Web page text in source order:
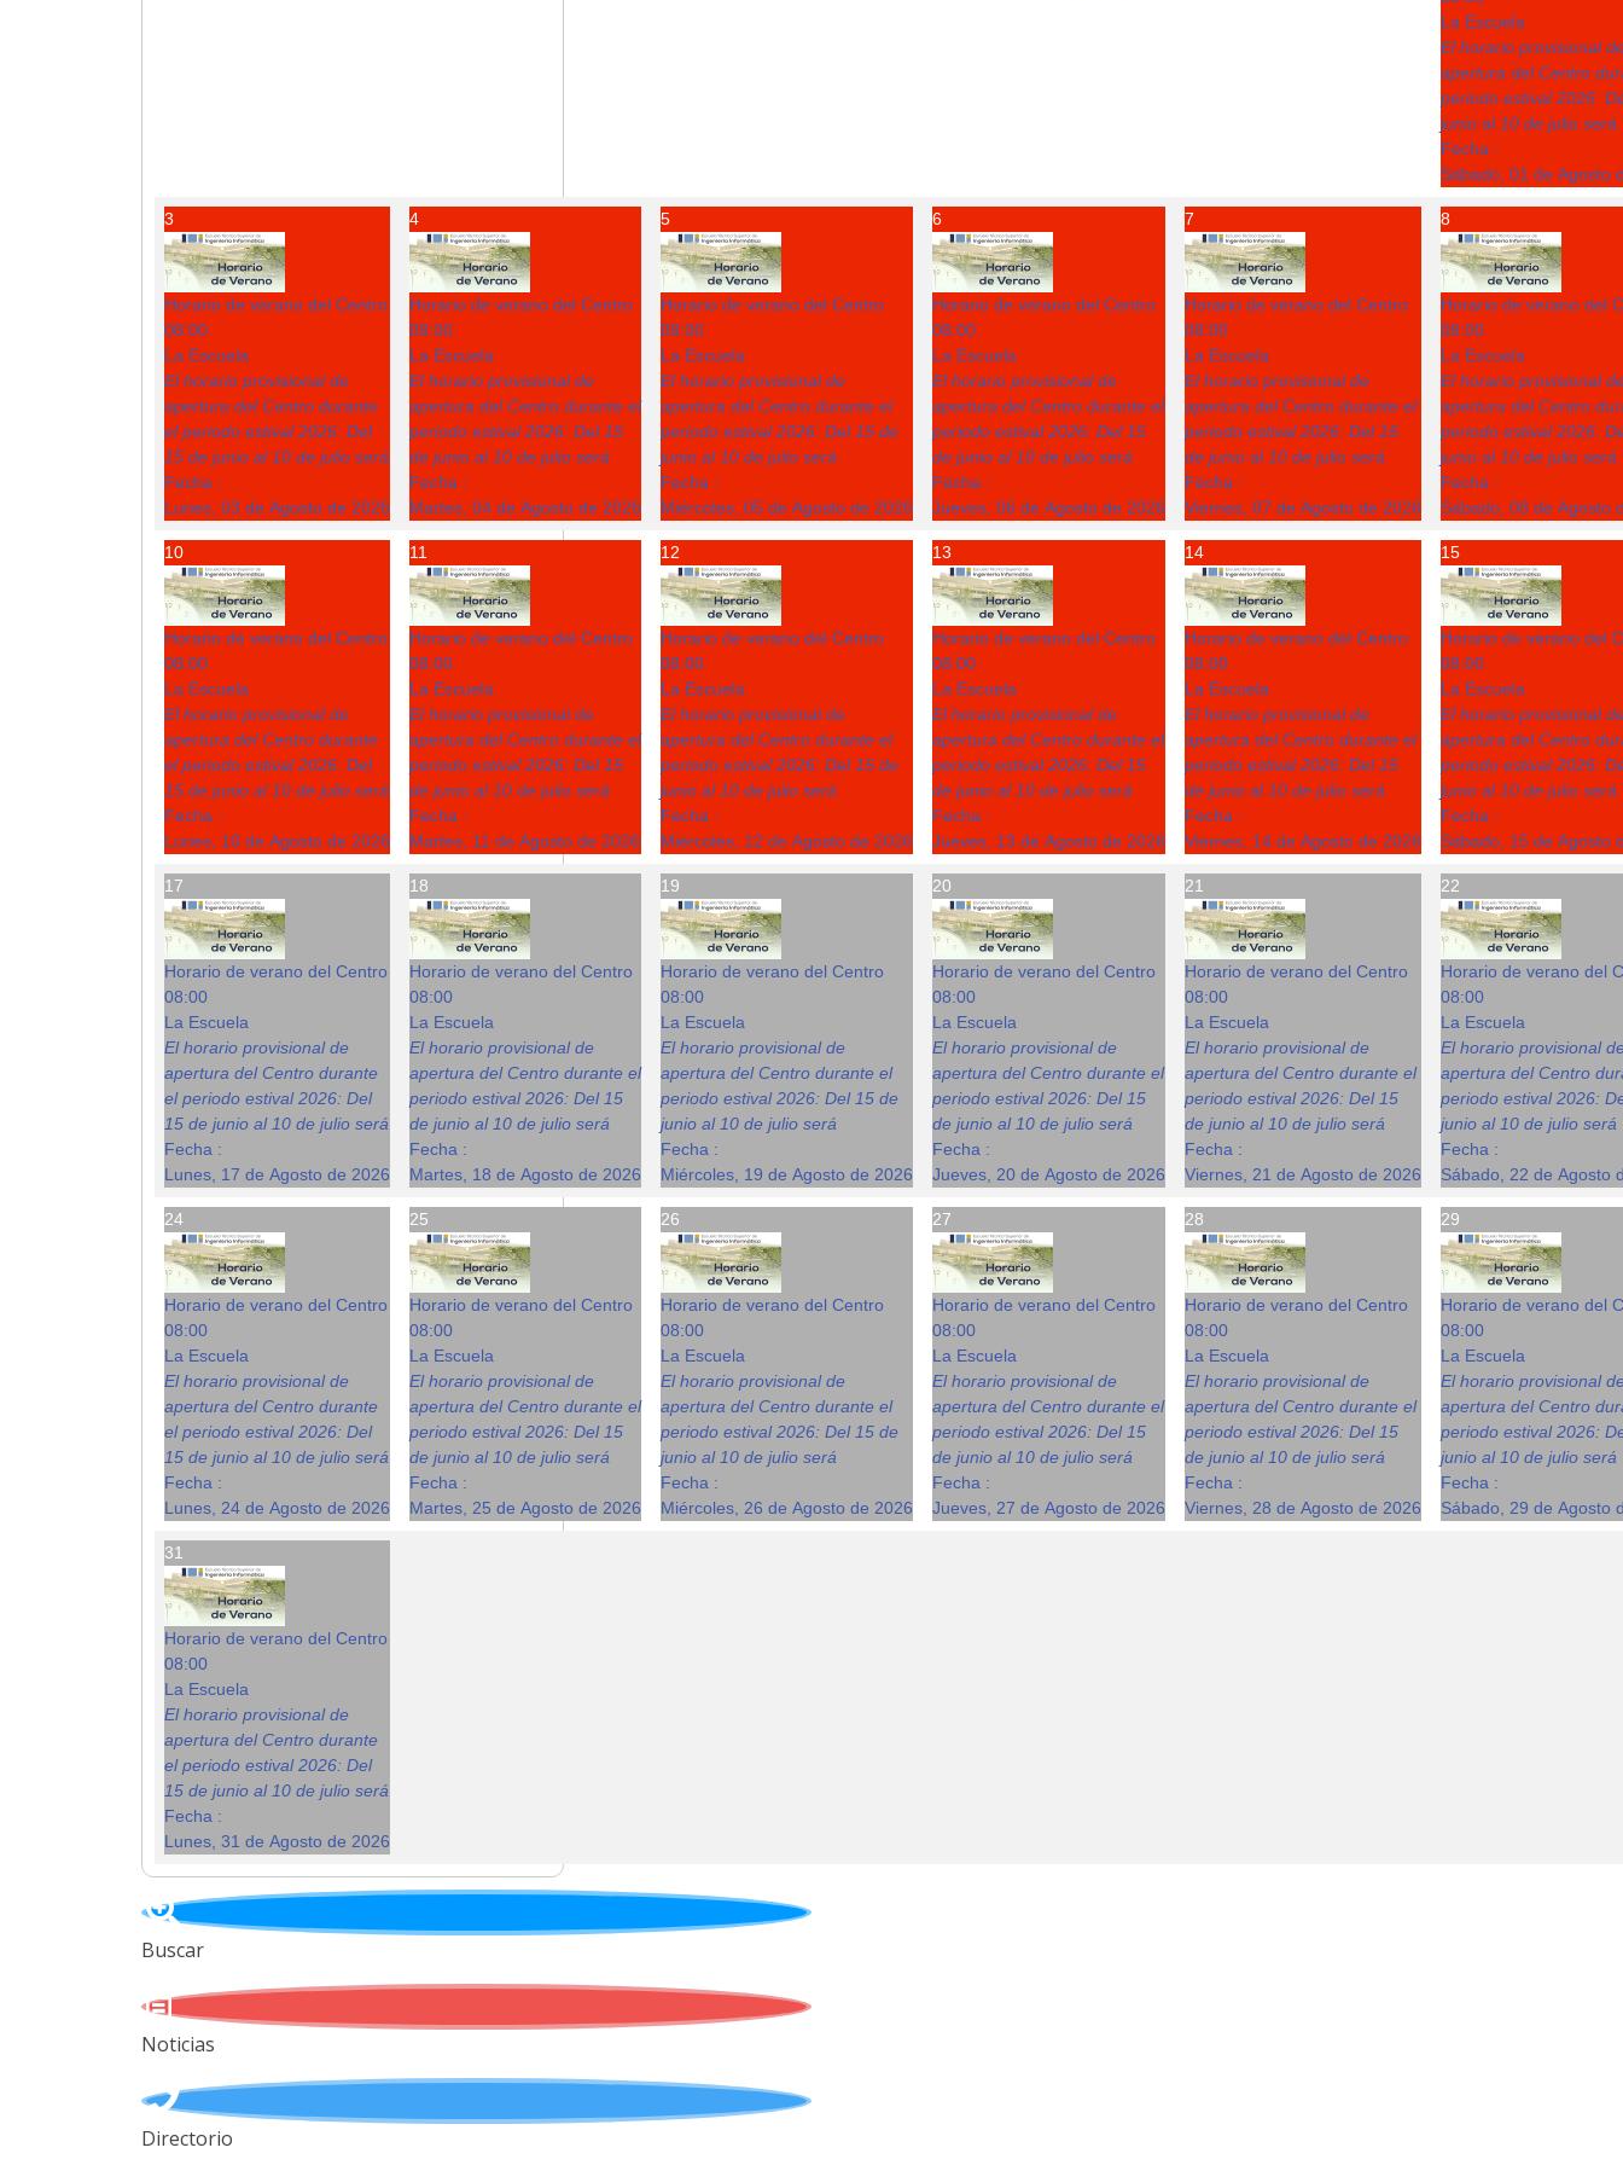
La Escuela
El horario provisional
apertura del Centro
periodo estival 2026:
junio al 10 de julio será
Fecha :
Sábado, 01 de Agosto
3
Horario de verano del Centro
08:00
La Escuela
El horario provisional de
apertura del Centro durante
el periodo estival 2026: Del
15 de junio al 10 de julio será
Fecha :
Lunes, 03 de Agosto de 2026
4
Horario de verano del Centro
08:00
La Escuela
El horario provisional de
apertura del Centro durante el
periodo estival 2026: Del 15
de junio al 10 de julio será
Fecha :
Martes, 04 de Agosto de 2026
5
Horario de verano del Centro
08:00
La Escuela
El horario provisional de
apertura del Centro durante el
periodo estival 2026: Del 15 de
junio al 10 de julio será
Fecha :
Miércoles, 05 de Agosto de 2026
6
Horario de verano del Centro
08:00
La Escuela
El horario provisional de
apertura del Centro durante el
periodo estival 2026: Del 15
de junio al 10 de julio será
Fecha :
Jueves, 06 de Agosto de 2026
7
Horario de verano del Centro
08:00
La Escuela
El horario provisional de
apertura del Centro durante el
periodo estival 2026: Del 15
de junio al 10 de julio será
Fecha :
Viernes, 07 de Agosto de 2026
8
Horario de verano del
08:00
La Escuela
El horario provisional
apertura del Centro
periodo estival 2026:
junio al 10 de julio será
Fecha :
Sábado, 08 de Agosto
10
Horario de verano del Centro
08:00
La Escuela
El horario provisional de
apertura del Centro durante
el periodo estival 2026: Del
15 de junio al 10 de julio será
Fecha :
Lunes, 10 de Agosto de 2026
11
Horario de verano del Centro
08:00
La Escuela
El horario provisional de
apertura del Centro durante el
periodo estival 2026: Del 15
de junio al 10 de julio será
Fecha :
Martes, 11 de Agosto de 2026
12
Horario de verano del Centro
08:00
La Escuela
El horario provisional de
apertura del Centro durante el
periodo estival 2026: Del 15 de
junio al 10 de julio será
Fecha :
Miércoles, 12 de Agosto de 2026
13
Horario de verano del Centro
08:00
La Escuela
El horario provisional de
apertura del Centro durante el
periodo estival 2026: Del 15
de junio al 10 de julio será
Fecha :
Jueves, 13 de Agosto de 2026
14
Horario de verano del Centro
08:00
La Escuela
El horario provisional de
apertura del Centro durante el
periodo estival 2026: Del 15
de junio al 10 de julio será
Fecha :
Viernes, 14 de Agosto de 2026
15
Horario de verano del
08:00
La Escuela
El horario provisional
apertura del Centro
periodo estival 2026:
junio al 10 de julio será
Fecha :
Sábado, 15 de Agosto
17
Horario de verano del Centro
08:00
La Escuela
El horario provisional de
apertura del Centro durante
el periodo estival 2026: Del
15 de junio al 10 de julio será
Fecha :
Lunes, 17 de Agosto de 2026
18
Horario de verano del Centro
08:00
La Escuela
El horario provisional de
apertura del Centro durante el
periodo estival 2026: Del 15
de junio al 10 de julio será
Fecha :
Martes, 18 de Agosto de 2026
19
Horario de verano del Centro
08:00
La Escuela
El horario provisional de
apertura del Centro durante el
periodo estival 2026: Del 15 de
junio al 10 de julio será
Fecha :
Miércoles, 19 de Agosto de 2026
20
Horario de verano del Centro
08:00
La Escuela
El horario provisional de
apertura del Centro durante el
periodo estival 2026: Del 15
de junio al 10 de julio será
Fecha :
Jueves, 20 de Agosto de 2026
21
Horario de verano del Centro
08:00
La Escuela
El horario provisional de
apertura del Centro durante el
periodo estival 2026: Del 15
de junio al 10 de julio será
Fecha :
Viernes, 21 de Agosto de 2026
22
Horario de verano del
08:00
La Escuela
El horario provisional
apertura del Centro
periodo estival 2026:
junio al 10 de julio será
Fecha :
Sábado, 22 de Agosto
24
Horario de verano del Centro
08:00
La Escuela
El horario provisional de
apertura del Centro durante
el periodo estival 2026: Del
15 de junio al 10 de julio será
Fecha :
Lunes, 24 de Agosto de 2026
25
Horario de verano del Centro
08:00
La Escuela
El horario provisional de
apertura del Centro durante el
periodo estival 2026: Del 15
de junio al 10 de julio será
Fecha :
Martes, 25 de Agosto de 2026
26
Horario de verano del Centro
08:00
La Escuela
El horario provisional de
apertura del Centro durante el
periodo estival 2026: Del 15 de
junio al 10 de julio será
Fecha :
Miércoles, 26 de Agosto de 2026
27
Horario de verano del Centro
08:00
La Escuela
El horario provisional de
apertura del Centro durante el
periodo estival 2026: Del 15
de junio al 10 de julio será
Fecha :
Jueves, 27 de Agosto de 2026
28
Horario de verano del Centro
08:00
La Escuela
El horario provisional de
apertura del Centro durante el
periodo estival 2026: Del 15
de junio al 10 de julio será
Fecha :
Viernes, 28 de Agosto de 2026
29
Horario de verano del
08:00
La Escuela
El horario provisional
apertura del Centro
periodo estival 2026:
junio al 10 de julio será
Fecha :
Sábado, 29 de Agosto
31
Horario de verano del Centro
08:00
La Escuela
El horario provisional de
apertura del Centro durante
el periodo estival 2026: Del
15 de junio al 10 de julio será
Fecha :
Lunes, 31 de Agosto de 2026
Buscar
Noticias
Directorio